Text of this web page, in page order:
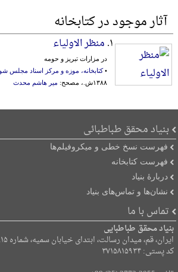
آثار موجود در کتابخانه
۱. منظر الاولیاء
در مزارات تبریز و حومه
•کتابخانه، موزه و مرکز اسناد مجلس
۱۳۸۸ش.، مصحح:
میر هاشم محدث
بنیاد محقق طباطبائی
فهرست نسخ خطی و میکروفیلم‌ها
فهرست کتابخانه
دربارۀ بنیاد
نشان‌ها و تماس‌های بنیاد
تماس با ما
بنیاد محقق طباطبایی
ایران، قم، میدان رسالت، ابتدای خیابان سمیه، شماره ۱۵.
کد پستی: ۳۷۱۵۸۱۵۹۳۴